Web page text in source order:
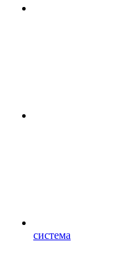
система